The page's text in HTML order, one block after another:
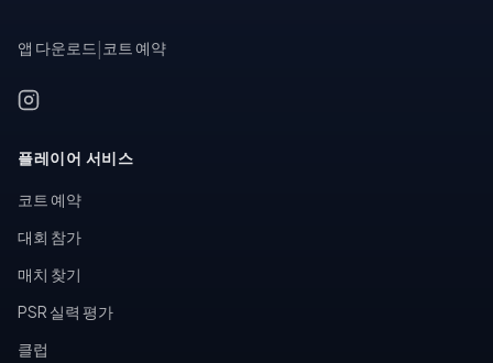
앱 다운로드 코트 예약
플레이어 서비스
코트 예약
대회 참가
매치 찾기
PSR 실력 평가
클럽